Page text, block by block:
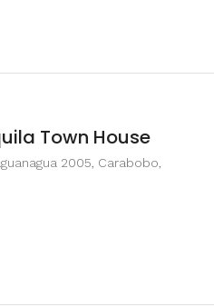
Town House
2005, Carabobo,